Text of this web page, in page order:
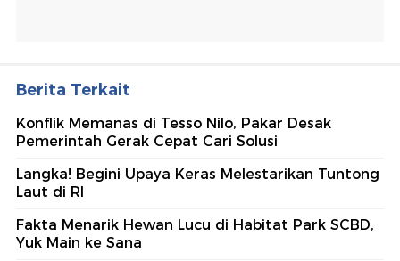
Berita Terkait
Konflik Memanas di Tesso Nilo, Pakar Desak
Pemerintah Gerak Cepat Cari Solusi
Langka! Begini Upaya Keras Melestarikan Tuntong
Laut di RI
Fakta Menarik Hewan Lucu di Habitat Park SCBD,
Yuk Main ke Sana